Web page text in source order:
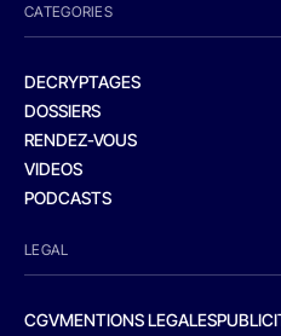
CATEGORIES
DECRYPTAGES
DOSSIERS
RENDEZ-VOUS
VIDEOS
PODCASTS
LEGAL
CGVMENTIONS LEGALES